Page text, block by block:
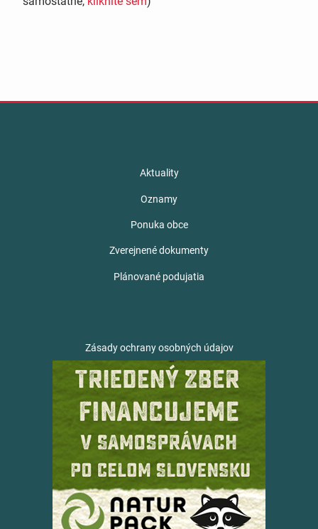
Aktuality
Oznamy
Ponuka obce
Zverejnené dokumenty
Plánované podujatia
Zásady ochrany osobných údajov